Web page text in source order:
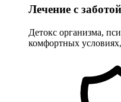
Лечение с заботой
Детокс организма,
комфортных